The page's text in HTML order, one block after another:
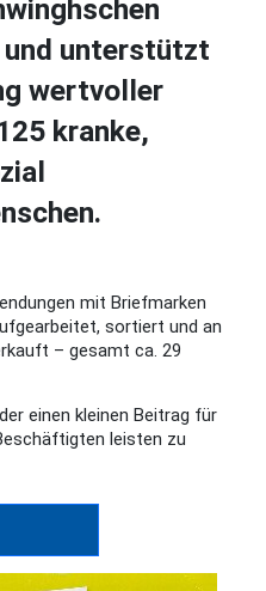
unterstützt
wertvoller
kranke,
mit Briefmarken
sortiert und an
– gesamt ca. 29
einen kleinen Beitrag für
leisten zu